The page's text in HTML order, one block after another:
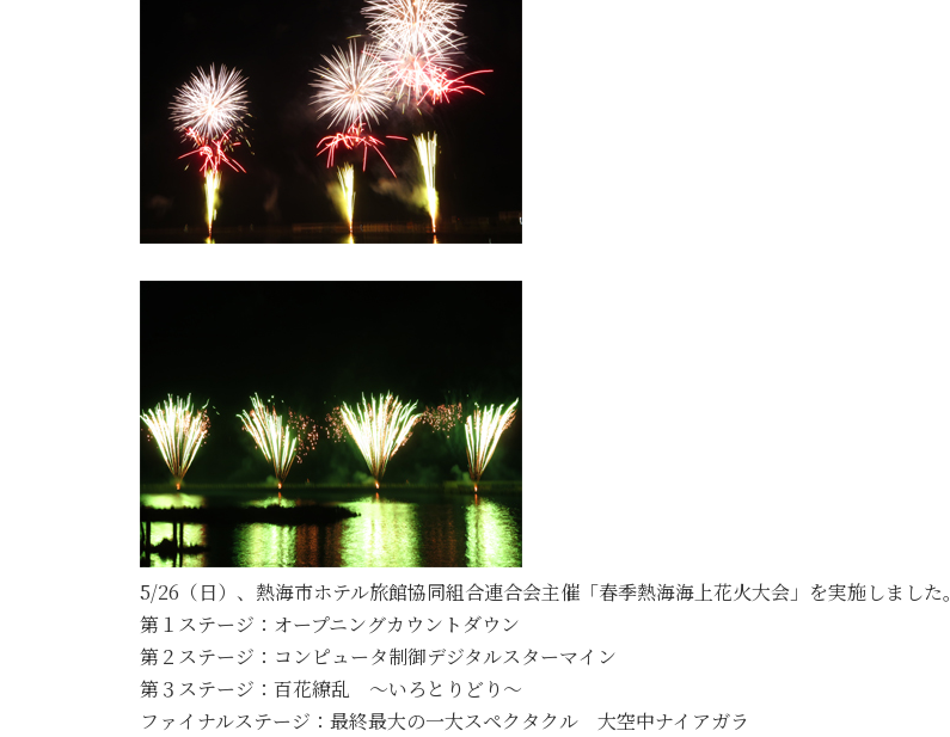
5/26（日）、熱海市ホテル旅館協同組合連合会主催「春季熱海海上花火大会」を実施しました。
第１ステージ：オープニングカウントダウン
第２ステージ：コンピュータ制御デジタルスターマイン
第３ステージ：百花繚乱 ～いろとりどり～
ファイナルステージ：最終最大の一大スペクタクル 大空中ナイアガラ